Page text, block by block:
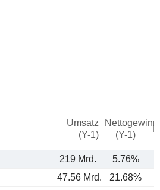
Umsatz
(Y-1)
Nettogewinn
(Y-1)
219 Mrd. 5.76%
47.56 Mrd. 21.68%